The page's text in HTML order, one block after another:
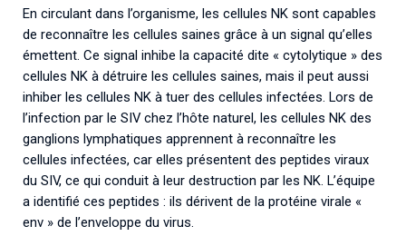
En circulant dans l’organisme, les cellules NK sont capables
de reconnaître les cellules saines grâce à un signal qu’elles
émettent. Ce signal inhibe la capacité dite « cytolytique » des
cellules NK à détruire les cellules saines, mais il peut aussi
inhiber les cellules NK à tuer des cellules infectées. Lors de
l’infection par le SIV chez l’hôte naturel, les cellules NK des
ganglions lymphatiques apprennent à reconnaître les
cellules infectées, car elles présentent des peptides viraux
du SIV, ce qui conduit à leur destruction par les NK. L’équipe
a identifié ces peptides : ils dérivent de la protéine virale «
env » de l’enveloppe du virus.